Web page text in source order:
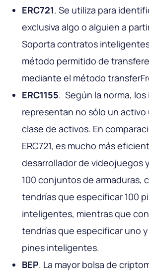
ERC721. Se utiliza para
exclusiva algo o alguien a
Soporta contratos
método permitido de
mediante el método
ERC1155. Según la norma,
representan no sólo un activo
clase de activos. En
ERC721, es mucho más
desarrollador de videojuegos
100 conjuntos de armaduras,
tendrías que especificar 100
inteligentes, mientras que con
tendrías que especificar uno
pines inteligentes.
BEP. La mayor bolsa de